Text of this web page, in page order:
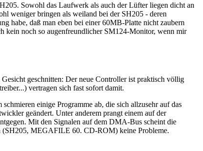
Sowohl das Laufwerk als auch der Lüfter liegen dicht an
weniger bringen als weiland bei der SH205 - deren
habe, daß man eben bei einer 60MB-Platte nicht zaubern
kein noch so augenfreundlicher SM124-Monitor, wenn mir
geschnitten: Der neue Controller ist praktisch völlig
vertragen sich fast sofort damit.
einige Programme ab, die sich allzusehr auf das
geändert. Unter anderem prangt einem auf der
Mit den Signalen auf dem DMA-Bus scheint die
(SH205, MEGAFILE 60. CD-ROM) keine Probleme.